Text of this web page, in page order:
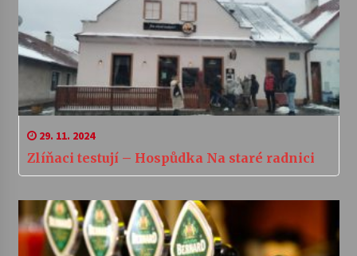
29. 11. 2024
Zlíňaci testují – Hospůdka Na staré radnici